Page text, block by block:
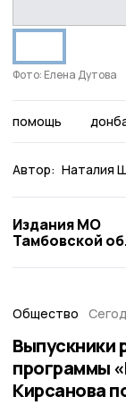
Фото: Елена Дутова
помощь
Автор: Наталия
Издания МО
Тамбовской
Общество
Выпускники
программы
Кирсанова